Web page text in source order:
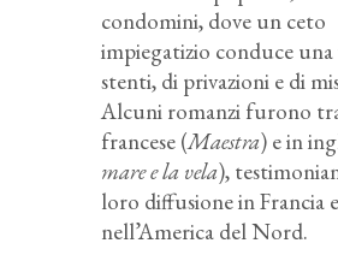
condomini, dove un ceto
impiegatizio conduce
stenti, di privazioni e di
Alcuni romanzi furono
francese (Maestra) e in
mare e la vela),
loro diffusione in Francia e
nell’America del Nord.